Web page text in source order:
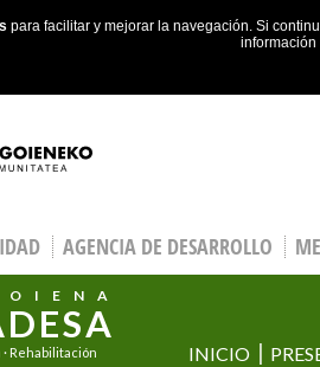
para facilitar y mejorar la navegación. Si
AGENCIA DE DESARROLLO
Rehabilitación
INICIO